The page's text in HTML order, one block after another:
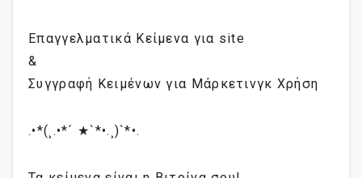
Επαγγελματικά Κείμενα για site
&
Συγγραφή Κειμένων για Μάρκετινγκ Χρήση
.•*(¸.•*´ ★`*•.¸)`*•.